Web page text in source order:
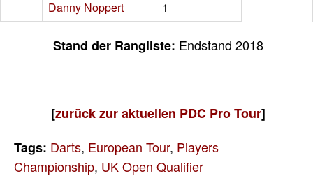
Danny Noppert
1
Stand der Rangliste: Endstand 2018
[zurück zur aktuellen PDC Pro Tour]
Tags: Darts, European Tour, Players
Championship, UK Open Qualifier